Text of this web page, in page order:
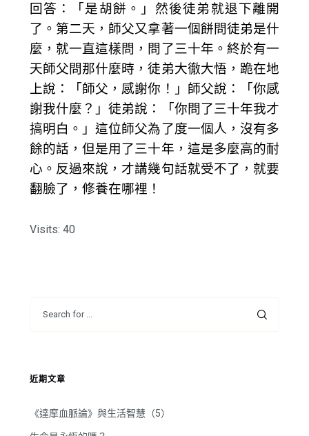
回答：「是胡餅。」然後徒弟就退下離開
了。第二天，師父又拿著一個餅問徒弟是什
麼，就一直這樣問，問了三十年。終於有一
天師父問那什麼時，徒弟大徹大悟，跪在地
上說：「師父，感謝你！」師父說：「你感
謝我什麼？」徒弟說：「你問了三十年我才
搞明白。」這位師父為了度一個人，沒有多
餘的話，但是用了三十年，這是多麼高的耐
心。反過來說，才講幾句話就受不了，就要
翻臉了，修養在哪裡！
Visits: 40
近期文章
《達摩血脈論》與生活智慧（5）